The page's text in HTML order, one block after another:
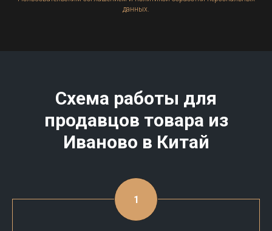
данных.
Схема работы для
продавцов товара из
Иваново в Китай